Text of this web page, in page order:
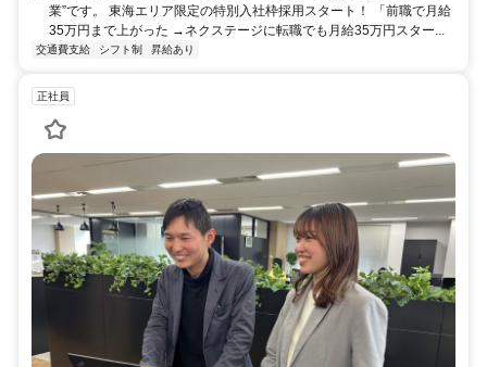
業”です。 東海エリア限定の特別入社枠採用スタート！ 「前職で月給
35万円まで上がった →ネクステージに転職でも月給35万円スター...
交通費支給 シフト制 昇給あり
正社員